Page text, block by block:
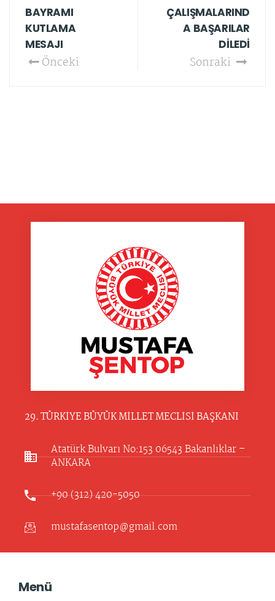
BAYRAMI
KUTLAMA
MESAJI
Önceki
ÇALIŞMALARIND
A BAŞARILAR
DİLEDİ
Sonraki
29. TÜRKİYE BÜYÜK MİLLET MECLİSİ BAŞKANI
Atatürk Bulvarı No:153 06543 Bakanlıklar –
ANKARA​
+90 (312) 420-5050
mustafasentop@gmail.com
Menü